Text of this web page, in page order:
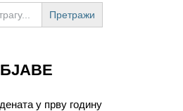
у прву годину